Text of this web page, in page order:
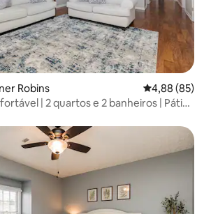
Robins 4,88 de uma
4,88 (85)
| 2 quartos e 2 banheiros | Pátio